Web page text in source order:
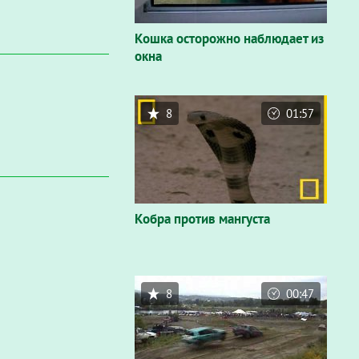
Кошка осторожно наблюдает из
окна
Кобра против мангуста
8 01:57
8 00:47